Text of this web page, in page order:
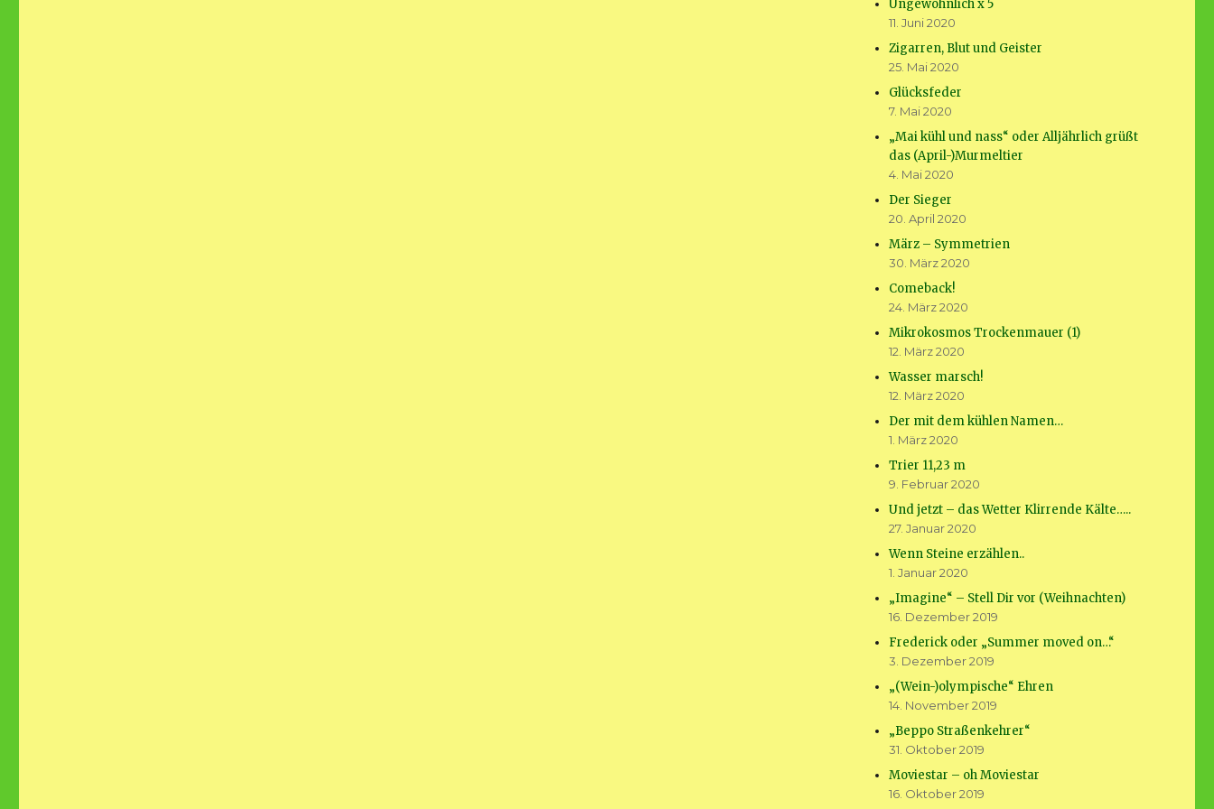
Ungewöhnlich x 5
11. Juni 2020
Zigarren, Blut und Geister
25. Mai 2020
Glücksfeder
7. Mai 2020
„Mai kühl und nass“ oder Alljährlich grüßt
das (April-)Murmeltier
4. Mai 2020
Der Sieger
20. April 2020
März – Symmetrien
30. März 2020
Comeback!
24. März 2020
Mikrokosmos Trockenmauer (1)
12. März 2020
Wasser marsch!
12. März 2020
Der mit dem kühlen Namen…
1. März 2020
Trier 11,23 m
9. Februar 2020
Und jetzt – das Wetter Klirrende Kälte…..
27. Januar 2020
Wenn Steine erzählen..
1. Januar 2020
„Imagine“ – Stell Dir vor (Weihnachten)
16. Dezember 2019
Frederick oder „Summer moved on…“
3. Dezember 2019
„(Wein-)olympische“ Ehren
14. November 2019
„Beppo Straßenkehrer“
31. Oktober 2019
Moviestar – oh Moviestar
16. Oktober 2019